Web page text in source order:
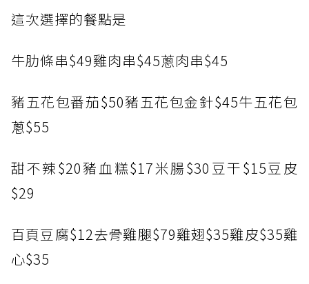
這次選擇的餐點是
牛肋條串$49雞肉串$45蔥肉串$45
豬五花包番茄$50豬五花包金針$45牛五花包
蔥$55
甜不辣$20豬血糕$17米腸$30豆干$15豆皮
$29
百頁豆腐$12去骨雞腿$79雞翅$35雞皮$35雞
心$35